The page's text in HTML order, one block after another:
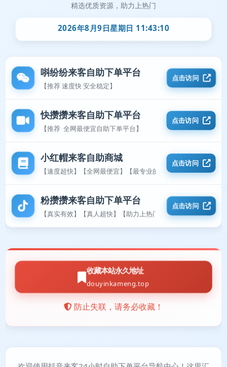
精选优质资源，助力上热门
2026年8月9日星期日 11:43:10
唞纷纷来客自助下单平台
【推荐 速度快 安全稳定】
点击访问
快攒攒来客自助下单平台
【推荐 全网最便宜自助下单平台】
点击访问
小红帽来客自助商城
【速度超快】【全网最便宜】【最专业的平台】
点击访问
粉攒攒来客自助下单平台
【真实有效】【真人超快】【助力上热门】
点击访问
收藏本站永久地址
douyinkameng.top
防止失联，请务必收藏！